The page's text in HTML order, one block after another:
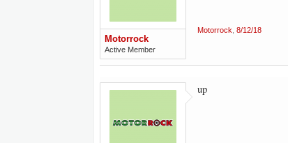
Motorrock
Active Member
Motorrock 8/12/18
up